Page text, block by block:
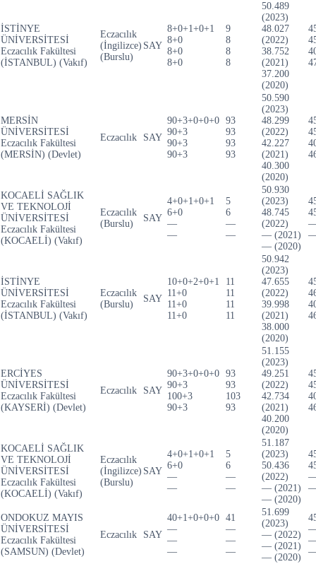
İSTİNYE
ÜNİVERSİTESİ
Eczacılık Fakültesi
(İSTANBUL) (Vakıf)
Eczacılık
(İngilizce)
(Burslu)
SAY
8+0+1+0+1
8+0
8+0
8+0
9
8
8
8
50.489
(2023)
48.027
(2022)
38.752
(2021)
37.200
(2020)
MERSİN
ÜNİVERSİTESİ
Eczacılık Fakültesi
(MERSİN) (Devlet)
Eczacılık SAY
90+3+0+0+0
90+3
90+3
90+3
93
93
93
93
50.590
(2023)
48.299
(2022)
42.227
(2021)
40.300
(2020)
KOCAELİ SAĞLIK
VE TEKNOLOJİ
ÜNİVERSİTESİ
Eczacılık Fakültesi
(KOCAELİ) (Vakıf)
Eczacılık
(Burslu)
SAY
4+0+1+0+1
6+0
—
—
5
6
—
—
50.930
(2023)
48.745
(2022)
— (2021)
— (2020)
İSTİNYE
ÜNİVERSİTESİ
Eczacılık Fakültesi
(İSTANBUL) (Vakıf)
Eczacılık
(Burslu)
SAY
10+0+2+0+1
11+0
11+0
11+0
11
11
11
11
50.942
(2023)
47.655
(2022)
39.998
(2021)
38.000
(2020)
ERCİYES
ÜNİVERSİTESİ
Eczacılık Fakültesi
(KAYSERİ) (Devlet)
Eczacılık SAY
90+3+0+0+0
90+3
100+3
90+3
93
93
103
93
51.155
(2023)
49.251
(2022)
42.734
(2021)
40.200
(2020)
KOCAELİ SAĞLIK
VE TEKNOLOJİ
ÜNİVERSİTESİ
Eczacılık Fakültesi
(KOCAELİ) (Vakıf)
Eczacılık
(İngilizce)
(Burslu)
SAY
4+0+1+0+1
6+0
—
—
5
6
—
—
51.187
(2023)
50.436
(2022)
— (2021)
— (2020)
ONDOKUZ MAYIS
ÜNİVERSİTESİ
Eczacılık Fakültesi
(SAMSUN) (Devlet)
Eczacılık SAY
40+1+0+0+0
—
—
—
41
—
—
—
51.699
(2023)
— (2022)
— (2021)
— (2020)